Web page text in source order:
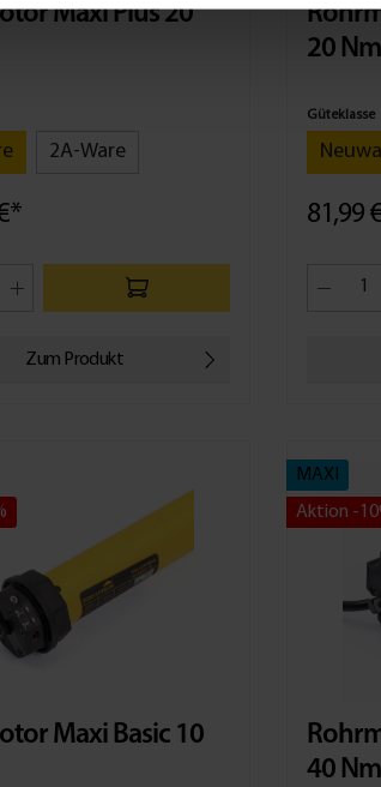
Maxi Plus 20
2A-Ware
Zum Produkt
20 Nm
Güteklasse
81,99
Maxi Basic 10
MAXI
Aktion -
40 Nm